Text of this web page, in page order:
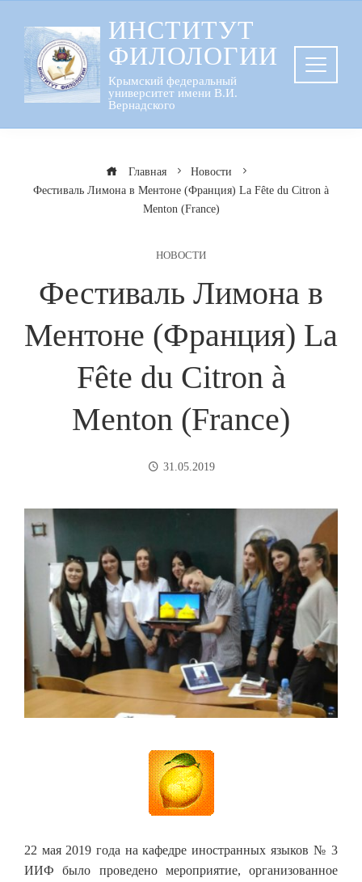
содержанию
ИНСТИТУТ
ФИЛОЛОГИИ
Крымский федеральный
университет имени В.И.
Вернадского
Главная
Новости
Фестиваль Лимона в Ментоне (Франция) La Fête du Citron à
Menton (France)
НОВОСТИ
Фестиваль Лимона в
Ментоне (Франция) La
Fête du Citron à
Menton (France)
31.05.2019
22 мая 2019 года на кафедре иностранных языков № 3
ИИФ было проведено мероприятие, организованное